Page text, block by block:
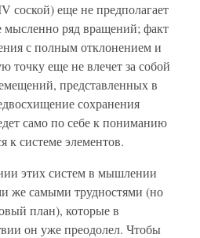
соской) еще не предполагает
мысленно ряд вращений; факт
с полным отклонением и
точку еще не влечет за собой
представленных в
сохранения
само по себе к пониманию
к системе элементов.
этих систем в мышлении
же самыми трудностями (но
план), которые в
он уже преодолел. Чтобы